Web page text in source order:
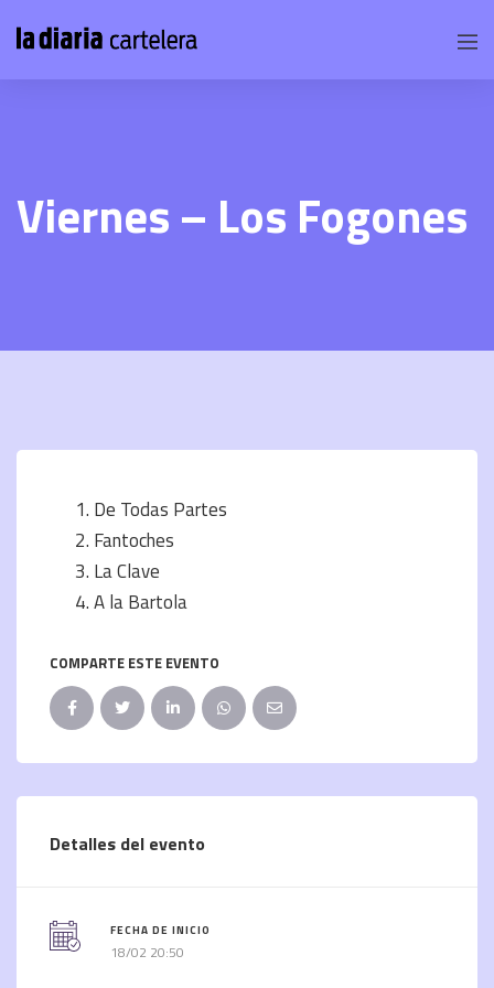
Viernes – Los Fogones
De Todas Partes
Fantoches
La Clave
A la Bartola
COMPARTE ESTE EVENTO
Detalles del evento
FECHA DE INICIO
18/02 20:50